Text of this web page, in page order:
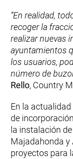
“En realidad,
recoger la
realizar nuevas
ayuntamientos
los usuarios,
número de
Rello, Country
En la
de
la instalación
Majadahonda y
proyectos para